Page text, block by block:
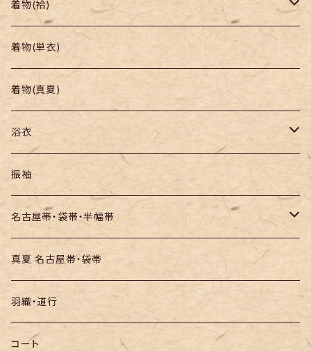
着物
帯
羽織り・道行
着物(袷)
小紋
色無地・江戸小紋
紬
訪問着・付下
お召し
着物(単衣)
着物(真夏)
浴衣
セオα・ポリ
木綿・綿麻
絞りの浴衣
振袖
名古屋帯・袋帯・半幅帯
名古屋帯
袋帯
半幅帯
真夏 名古屋帯・袋帯
羽織・道行
コート